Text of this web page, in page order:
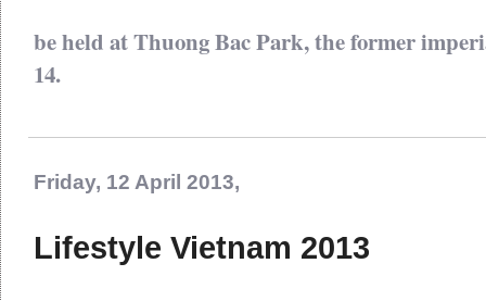
be held at Thuong Bac Park, the former
14.
Friday, 12 April 2013,
Lifestyle Vietnam 2013